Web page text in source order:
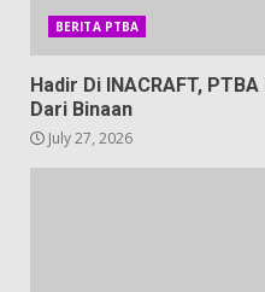
BERITA PTBA
Hadir Di INACRAFT,
Dari Binaan
July 27, 2026